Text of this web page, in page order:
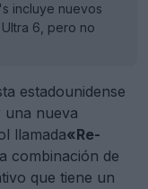
incluye nuevos
6, pero no
estadounidense
una nueva
llamada«Re-
combinación de
que tiene un